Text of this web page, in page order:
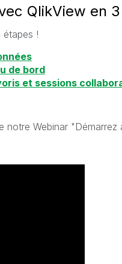
QlikView en
étapes !
de bord
et sessions
Webinar "Démarrez